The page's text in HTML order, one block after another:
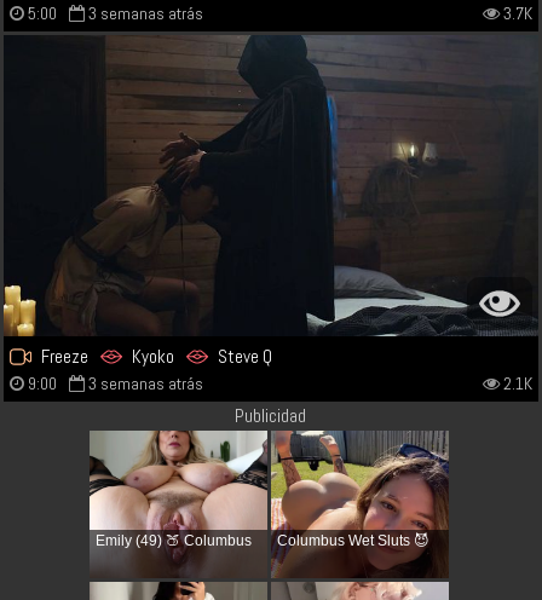
5:00 3 semanas atrás 3.7K
Freeze Kyoko Steve Q
9:00 3 semanas atrás 2.1K
Publicidad
Emily (49) 🍑 Columbus Columbus Wet Sluts 😈